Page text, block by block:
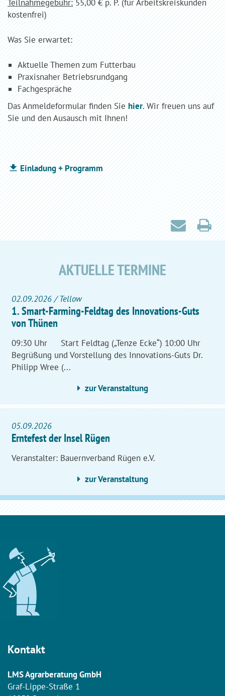
Teilnahmegebühr:55,00 € p. P. (für Arbeitskreiskunden
kostenfrei)
Was Sie erwartet:
Aktuelle Themen zum Futterbau
Praxisnaher Betriebsrundgang
Fachgespräche
Das Anmeldeformular finden Siehier. Wir freuen uns auf
Sie und den Ausausch mit Ihnen!
Einladung + Programm
AKTUELLE TERMINE
02.09.2026 / Tellow
1. ‎Smart-Farming-Feldtag des Innovations-Guts
von Thünen
09:30 Uhr Start Feldtag („Tenze Ecke“) 10:00 Uhr
Begrüßung und Vorstellung des Innovations-Guts Dr.
Philipp Wree (...
zur Veranstaltung
05.09.2026
Erntefest der Insel Rügen
Veranstalter: Bauernverband Rügen e.V.
zur Veranstaltung
Kontakt
LMS Agrarberatung GmbH
Graf-Lippe-Straße 1